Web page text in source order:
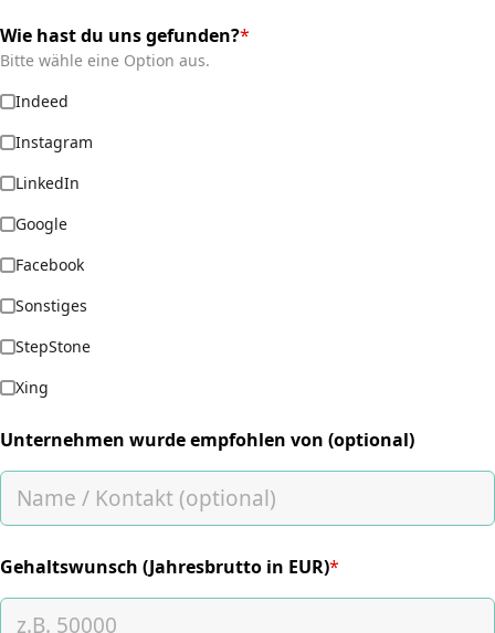
Wie hast du uns gefunden?*
(required)
Bitte wähle eine Option aus.
Indeed
Instagram
LinkedIn
Google
Facebook
Sonstiges
StepStone
Xing
Unternehmen wurde empfohlen von (optional)
Gehaltswunsch (Jahresbrutto in EUR)*
(required)